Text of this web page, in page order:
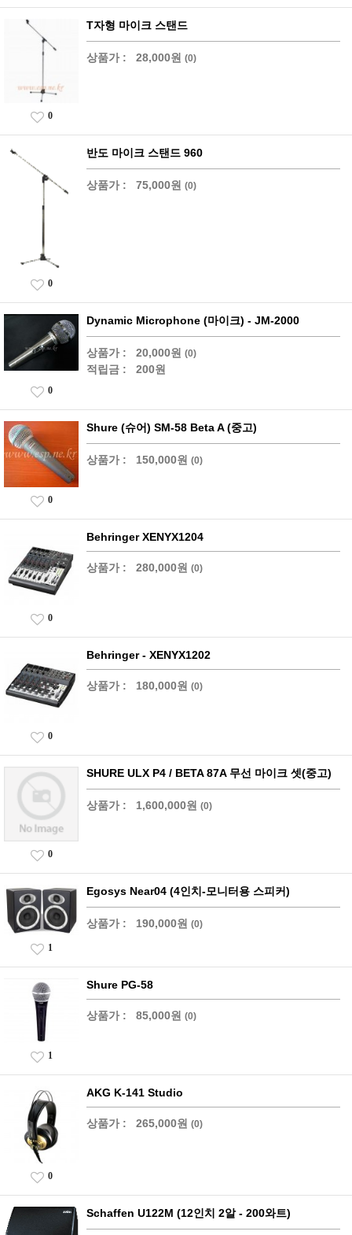
T자형 마이크 스탠드
상품가 : 28,000원 (0)
0
반도 마이크 스탠드 960
상품가 : 75,000원 (0)
0
Dynamic Microphone (마이크) - JM-2000
상품가 : 20,000원 (0)
적립금 : 200원
0
Shure (슈어) SM-58 Beta A (중고)
상품가 : 150,000원 (0)
0
Behringer XENYX1204
상품가 : 280,000원 (0)
0
Behringer - XENYX1202
상품가 : 180,000원 (0)
0
SHURE ULX P4 / BETA 87A 무선 마이크 셋(중고)
상품가 : 1,600,000원 (0)
0
Egosys Near04 (4인치-모니터용 스피커)
상품가 : 190,000원 (0)
1
Shure PG-58
상품가 : 85,000원 (0)
1
AKG K-141 Studio
상품가 : 265,000원 (0)
0
Schaffen U122M (12인치 2알 - 200와트)